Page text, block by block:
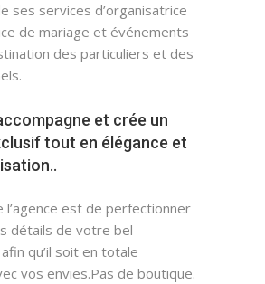
ses services d’organisatrice
de mariage et événements
des particuliers et des
et crée un
tout en élégance et
l’agence est de perfectionner
détails de votre bel
qu’il soit en totale
vos envies.Pas de boutique.